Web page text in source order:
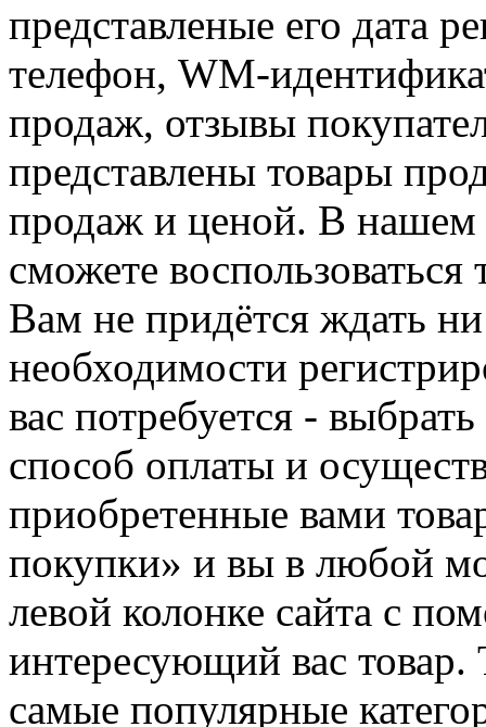
представленые его дата
телефон, WM-
продаж, отзывы
представлены товары
продаж и ценой. В нашем
сможете
Вам не придётся ждать
необходимости
вас потребуется -
способ оплаты и
приобретенные вами
покупки» и вы в любой
левой колонке сайта с
интересующий вас
самые популярные